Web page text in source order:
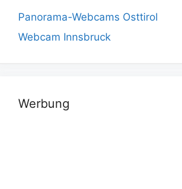
Panorama-Webcams Osttirol
Webcam Innsbruck
Werbung